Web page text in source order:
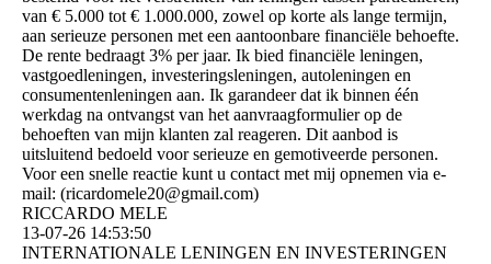
van € 5.000 tot € 1.000.000, zowel op korte als lange termijn,
aan serieuze personen met een aantoonbare financiële behoefte.
De rente bedraagt ​​3% per jaar. Ik bied financiële leningen,
vastgoedleningen, investeringsleningen, autoleningen en
consumentenleningen aan. Ik garandeer dat ik binnen één
werkdag na ontvangst van het aanvraagformulier op de
behoeften van mijn klanten zal reageren. Dit aanbod is
uitsluitend bedoeld voor serieuze en gemotiveerde personen.
Voor een snelle reactie kunt u contact met mij opnemen via e-
mail: (­ricardomele20@­gmail.­com)­
RICCARDO MELE
13-07-26 14:53:50
INTERNATIONALE LENINGEN EN INVESTERINGEN